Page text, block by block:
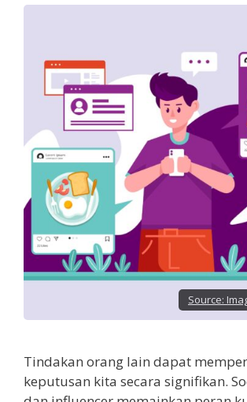
Source:
Tindakan orang lain dapat
keputusan kita secara signifikan.